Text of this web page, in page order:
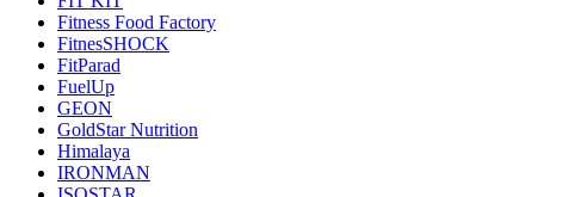
Fitness Food Factory
FitnesSHOCK
FitParad
FuelUp
GEON
GoldStar Nutrition
Himalaya
IRONMAN